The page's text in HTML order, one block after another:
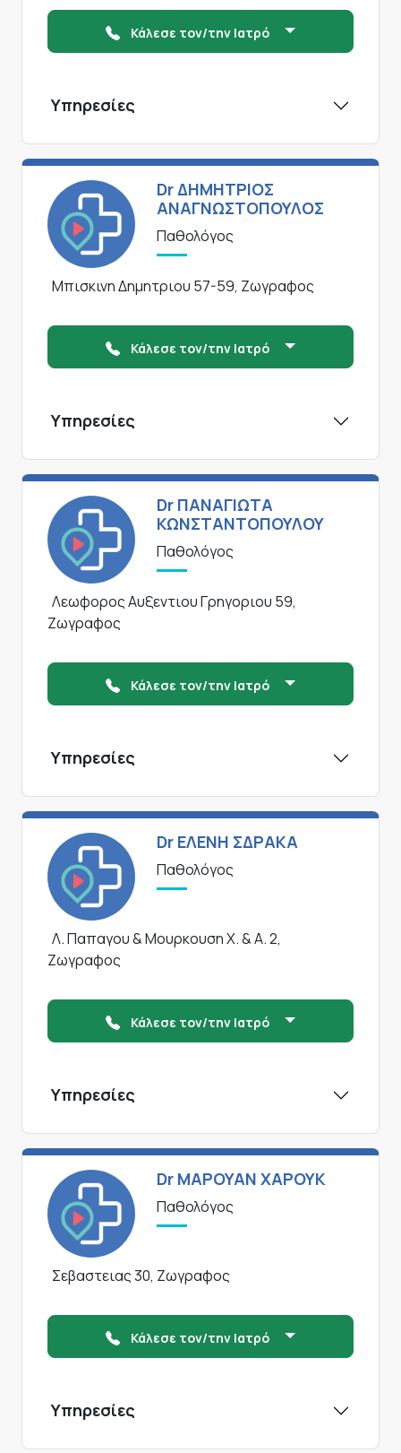
Κάλεσε τον/την Ιατρό
Υπηρεσίες
Dr ΔΗΜΗΤΡΙΟΣ
ΑΝΑΓΝΩΣΤΟΠΟΥΛΟΣ
Παθολόγος
Μπισκινη Δημητριου 57-59, Ζωγραφος
Κάλεσε τον/την Ιατρό
Υπηρεσίες
Dr ΠΑΝΑΓΙΩΤΑ
ΚΩΝΣΤΑΝΤΟΠΟΥΛΟΥ
Παθολόγος
Λεωφορος Αυξεντιου Γρηγοριου 59,
Ζωγραφος
Κάλεσε τον/την Ιατρό
Υπηρεσίες
Dr ΕΛΕΝΗ ΣΔΡΑΚΑ
Παθολόγος
Λ. Παπαγου & Μουρκουση Χ. & Α. 2,
Ζωγραφος
Κάλεσε τον/την Ιατρό
Υπηρεσίες
Dr ΜΑΡΟΥΑΝ ΧΑΡΟΥΚ
Παθολόγος
Σεβαστειας 30, Ζωγραφος
Κάλεσε τον/την Ιατρό
Υπηρεσίες